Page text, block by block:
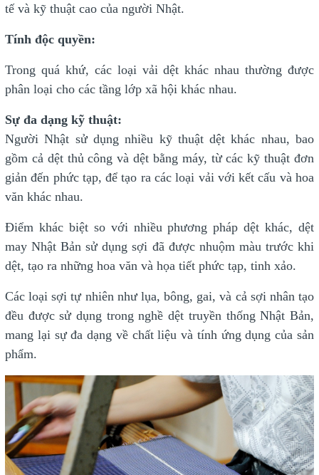
tế và kỹ thuật cao của người Nhật.
Tính độc quyền:
Trong quá khứ, các loại vải dệt khác nhau thường được
phân loại cho các tầng lớp xã hội khác nhau.
Sự đa dạng kỹ thuật:
Người Nhật sử dụng nhiều kỹ thuật dệt khác nhau, bao
gồm cả dệt thủ công và dệt bằng máy, từ các kỹ thuật đơn
giản đến phức tạp, để tạo ra các loại vải với kết cấu và hoa
văn khác nhau.
Điểm khác biệt so với nhiều phương pháp dệt khác, dệt
may Nhật Bản sử dụng sợi đã được nhuộm màu trước khi
dệt, tạo ra những hoa văn và họa tiết phức tạp, tinh xảo.
Các loại sợi tự nhiên như lụa, bông, gai, và cả sợi nhân tạo
đều được sử dụng trong nghề dệt truyền thống Nhật Bản,
mang lại sự đa dạng về chất liệu và tính ứng dụng của sản
phẩm.